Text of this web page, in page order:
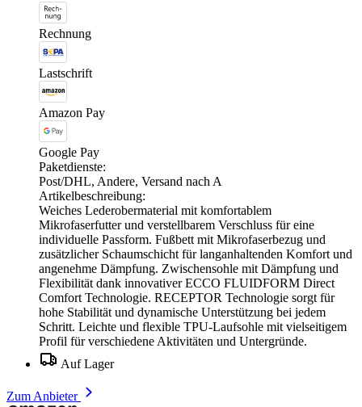
Rechnung
Lastschrift
Amazon Pay
Google Pay
Paketdienste:
Post/DHL, Andere, Versand nach A
Artikelbeschreibung:
Weiches Lederobermaterial mit komfortablem
Mikrofaserfutter und verstellbarem Verschluss für eine
individuelle Passform. Fußbett mit Mikrofaserbezug und
zusätzlicher Schaumschicht für langanhaltenden Komfort und
angenehme Dämpfung. Zwischensohle mit Dämpfung und
Flexibilität dank innovativer ECCO FLUIDFORM Direct
Comfort Technologie. RECEPTOR Technologie sorgt für
hohe Stabilität und dynamische Unterstützung bei jedem
Schritt. Leichte und flexible TPU-Laufsohle mit vielseitigem
Profil für verschiedene Aktivitäten und Untergründe.
Auf Lager
Zum Anbieter